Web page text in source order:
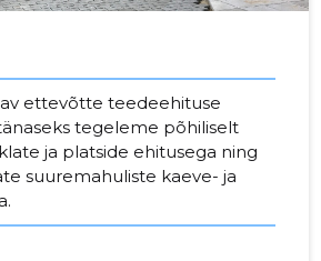
ettevõtte teedeehituse
tegeleme põhiliselt
ja platside ehitusega ning
suuremahuliste kaeve- ja